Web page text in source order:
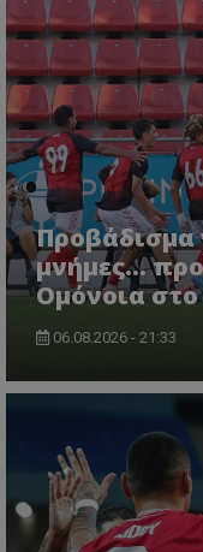
Προβάδισμα
μνήμες...
Ομόνοια
06.08.2026 - 21:33